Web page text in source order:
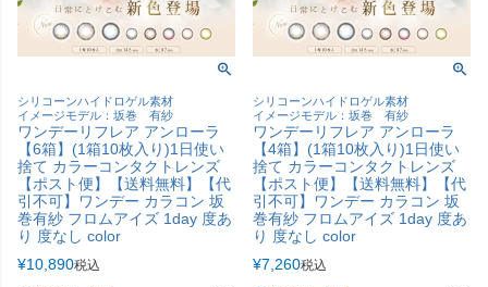
シリコーンハイドロゲル素材
イメージモデル：坂巻 有紗
ワンデーリフレア アンローラ
【6箱】(1箱10枚入り)1日使い
捨て カラーコンタクトレンズ
【ポスト便】【送料無料】【代
引不可】ワンデー カラコン 坂
巻有紗 フロムアイズ 1day 度あ
り 度なし color
¥10,890税込
シリコーンハイドロゲル素材
イメージモデル：坂巻 有紗
ワンデーリフレア アンローラ
【4箱】(1箱10枚入り)1日使い
捨て カラーコンタクトレンズ
【ポスト便】【送料無料】【代
引不可】ワンデー カラコン 坂
巻有紗 フロムアイズ 1day 度あ
り 度なし color
¥7,260税込